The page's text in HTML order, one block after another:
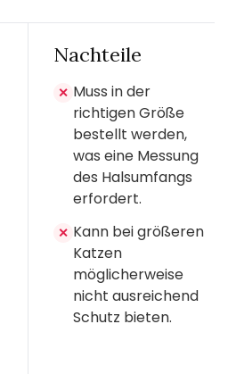
Nachteile
✕ Muss in der
richtigen Größe
bestellt werden,
was eine Messung
des Halsumfangs
erfordert.
✕ Kann bei größeren
Katzen
möglicherweise
nicht ausreichend
Schutz bieten.